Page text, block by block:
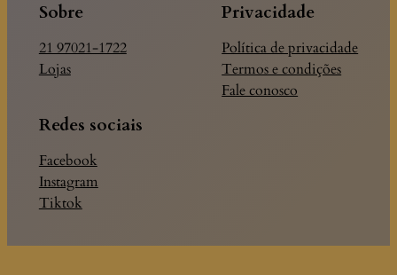
Sobre
21 97021-1722
Lojas
Privacidade
Política de privacidade
Termos e condições
Fale conosco
Redes sociais
Facebook
Instagram
Tiktok